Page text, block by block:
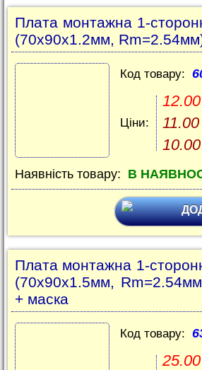
Плата монтажна 1-
(70x90х1.2мм,
Код товару:
Ціни:
Наявність товару: В
Плата монтажна 1-
(70x90x1.5мм,
+ маска
Код товару: